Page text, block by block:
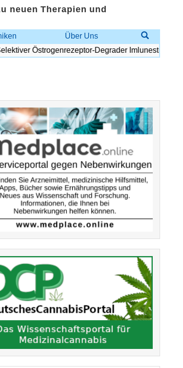
neuen Therapien und
Über Uns
Östrogenrezeptor-Degrader Imlunestrant: